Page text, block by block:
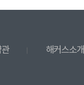
해커스소개